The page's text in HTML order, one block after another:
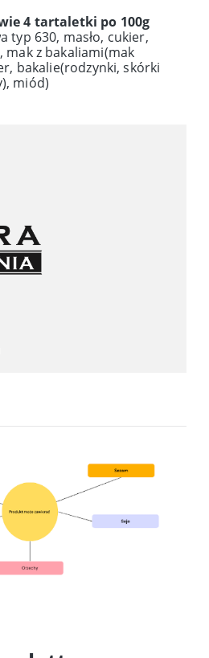
4 tartaletki po 100g
typ 630, masło, cukier,
mak z bakaliami(mak
bakalie(rodzynki, skórki
miód)